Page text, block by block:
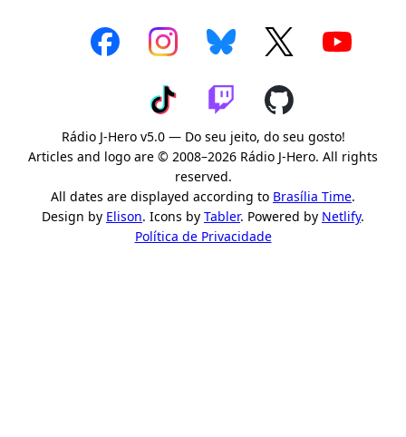
Rádio J-Hero v5.0 — Do seu jeito, do seu gosto!
Articles and logo are © 2008–2026 Rádio J-Hero. All rights
reserved.
All dates are displayed according to Brasília Time.
Design by Elison. Icons by Tabler. Powered by Netlify.
Política de Privacidade